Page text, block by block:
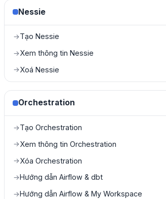
Nessie
→Tạo Nessie
→Xem thông tin Nessie
→Xoá Nessie
Orchestration
→Tạo Orchestration
→Xem thông tin Orchestration
→Xóa Orchestration
→Hướng dẫn Airflow & dbt
→Hướng dẫn Airflow & My Workspace